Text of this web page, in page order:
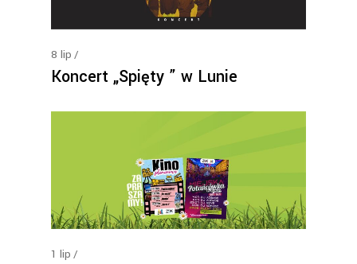
8 lip
Koncert „Spięty ” w Lunie
1 lip